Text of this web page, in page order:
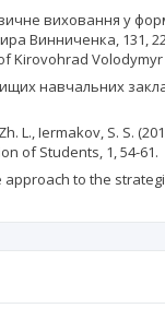
виховання у
Винниченка,
Kirovohrad
навчальних
L., Iermakov, S. S.
of Students, 1, 54-61.
approach to the